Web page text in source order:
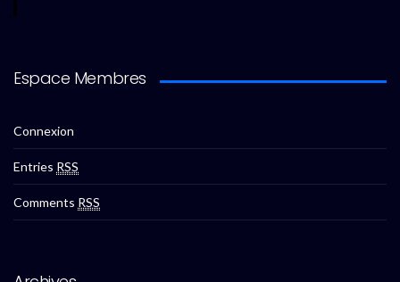
Espace Membres
Connexion
Entries RSS
Comments RSS